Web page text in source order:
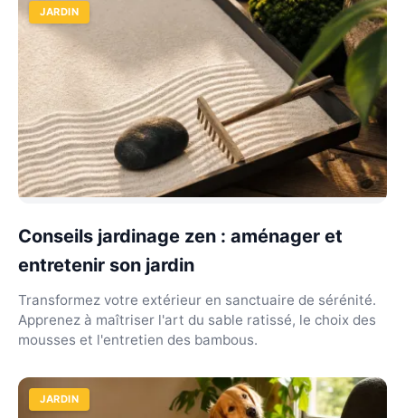
JARDIN
Conseils jardinage zen : aménager et
entretenir son jardin
Transformez votre extérieur en sanctuaire de sérénité.
Apprenez à maîtriser l'art du sable ratissé, le choix des
mousses et l'entretien des bambous.
JARDIN